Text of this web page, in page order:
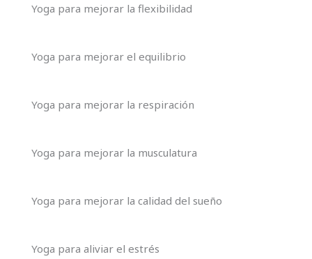
Yoga para mejorar la flexibilidad
Yoga para mejorar el equilibrio
Yoga para mejorar la respiración
Yoga para mejorar la musculatura
Yoga para mejorar la calidad del sueño
Yoga para aliviar el estrés